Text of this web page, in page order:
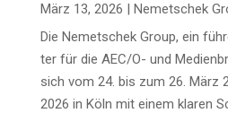
März 13, 2026 | Nemet­schek
Die Nemet­schek Group, ein
ter für die AEC/O- und
sich vom 24. bis zum 26. März
2026 in Köln mit einem kla­ren